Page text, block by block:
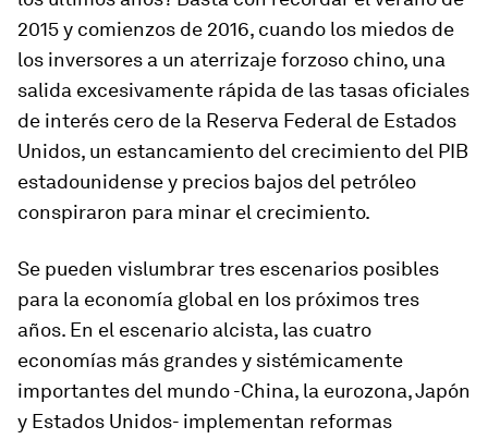
2015 y comienzos de 2016, cuando los miedos de
los inversores a un aterrizaje forzoso chino, una
salida excesivamente rápida de las tasas oficiales
de interés cero de la Reserva Federal de Estados
Unidos, un estancamiento del crecimiento del PIB
estadounidense y precios bajos del petróleo
conspiraron para minar el crecimiento.
Se pueden vislumbrar tres escenarios posibles
para la economía global en los próximos tres
años. En el escenario alcista, las cuatro
economías más grandes y sistémicamente
importantes del mundo -China, la eurozona, Japón
y Estados Unidos- implementan reformas